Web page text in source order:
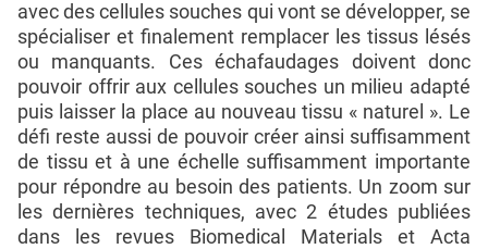
avec des cellules souches qui vont se développer, se
spécialiser et finalement remplacer les tissus lésés
ou manquants. Ces échafaudages doivent donc
pouvoir offrir aux cellules souches un milieu adapté
puis laisser la place au nouveau tissu « naturel ». Le
défi reste aussi de pouvoir créer ainsi suffisamment
de tissu et à une échelle suffisamment importante
pour répondre au besoin des patients. Un zoom sur
les dernières techniques, avec 2 études publiées
dans les revues Biomedical Materials et Acta